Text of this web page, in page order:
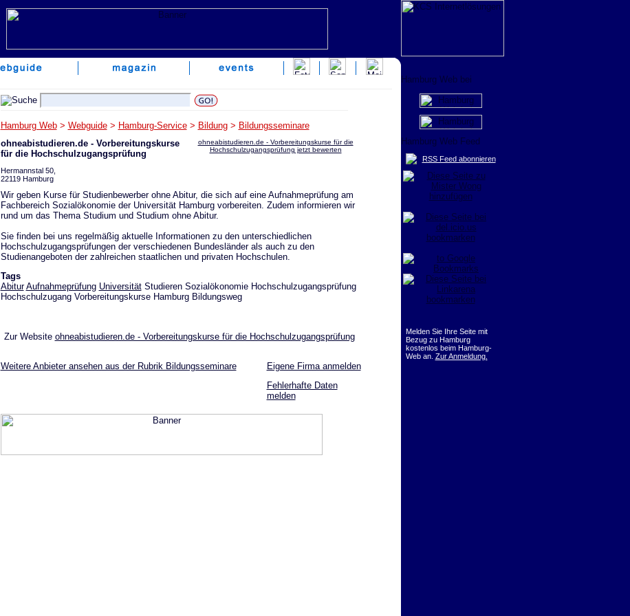
Hamburg Web> Webguide> Hamburg-Service> Bildung> Bildungsseminare
ohneabistudieren.de - Vorbereitungskurse für die
Hochschulzugangsprüfung jetzt bewerten
ohneabistudieren.de - Vorbereitungskurse
für die Hochschulzugangsprüfung
Hermannstal 50,
22119 Hamburg
Wir geben Kurse für Studienbewerber ohne Abitur, die sich auf eine Aufnahmeprüfung am
Fachbereich Sozialökonomie der Universität Hamburg vorbereiten. Zudem informieren wir
rund um das Thema Studium und Studium ohne Abitur.
Sie finden bei uns regelmäßig aktuelle Informationen zu den unterschiedlichen
Hochschulzugangsprüfungen der verschiedenen Bundesländer als auch zu den
Studienangeboten der zahlreichen staatlichen und privaten Hochschulen.
Tags
Abitur Aufnahmeprüfung UniversitätStudieren Sozialökonomie Hochschulzugangsprüfung
Hochschulzugang Vorbereitungskurse Hamburg Bildungsweg
Zur Website ohneabistudieren.de - Vorbereitungskurse für die Hochschulzugangsprüfung
Weitere Anbieter ansehen aus der Rubrik Bildungsseminare
Eigene Firma anmelden
Fehlerhafte Daten
melden
RSS Feed abonnieren
Melden Sie Ihre Seite mit
Bezug zu Hamburg
kostenlos beim Hamburg-
Web an. Zur Anmeldung.